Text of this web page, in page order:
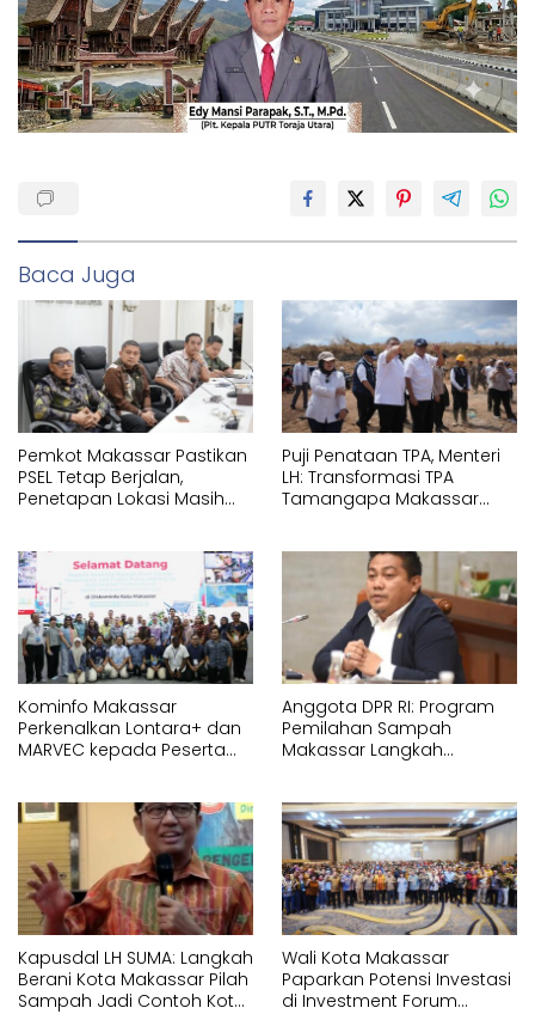
Baca Juga
Pemkot Makassar Pastikan
PSEL Tetap Berjalan,
Penetapan Lokasi Masih
Puji Penataan TPA, Menteri
LH: Transformasi TPA
Tamangapa Makassar
Kominfo Makassar
Perkenalkan Lontara+ dan
MARVEC kepada Peserta
Anggota DPR RI: Program
Pemilahan Sampah
Makassar Langkah
Kapusdal LH SUMA: Langkah
Berani Kota Makassar Pilah
Sampah Jadi Contoh Kota
Wali Kota Makassar
Paparkan Potensi Investasi
di Investment Forum